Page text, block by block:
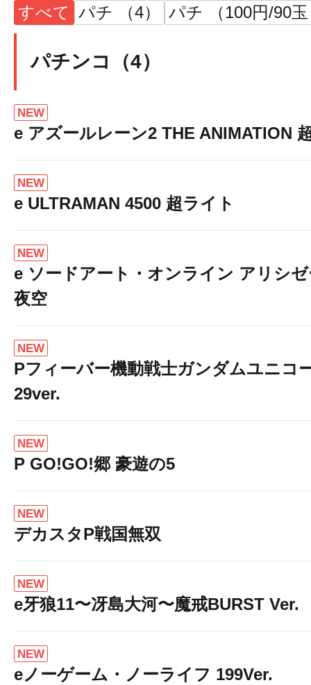
すべて パチ （4） パチ （100円/90
パチンコ（4）
NEW
e アズールレーン2 THE ANIMATION
NEW
e ULTRAMAN 4500 超ライト
NEW
e ソードアート・オンライン アリシ
夜空
NEW
Pフィーバー機動戦士ガンダムユニコ
29ver.
NEW
P GO!GO!郷 豪遊の5
NEW
デカスタP戦国無双
NEW
e牙狼11〜冴島大河〜魔戒BURST Ver.
NEW
eノーゲーム・ノーライフ 199Ver.